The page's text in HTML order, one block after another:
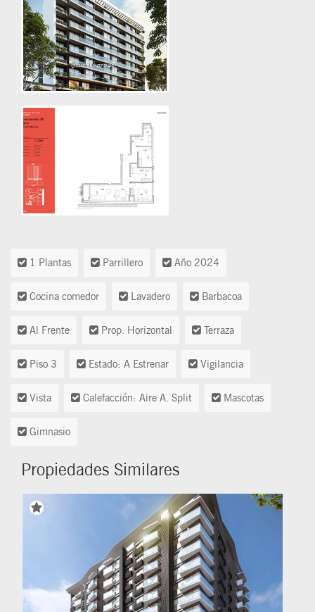
1 Plantas Parrillero Año 2024
Cocina comedor Lavadero Barbacoa
Al Frente Prop. Horizontal Terraza
Piso 3 Estado: A Estrenar Vigilancia
Vista Calefacción: Aire A. Split Mascotas
Gimnasio
Propiedades Similares